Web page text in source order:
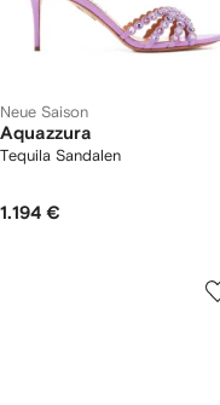
Neue Saison
Aquazzura
Tequila Sandalen
1.194 €